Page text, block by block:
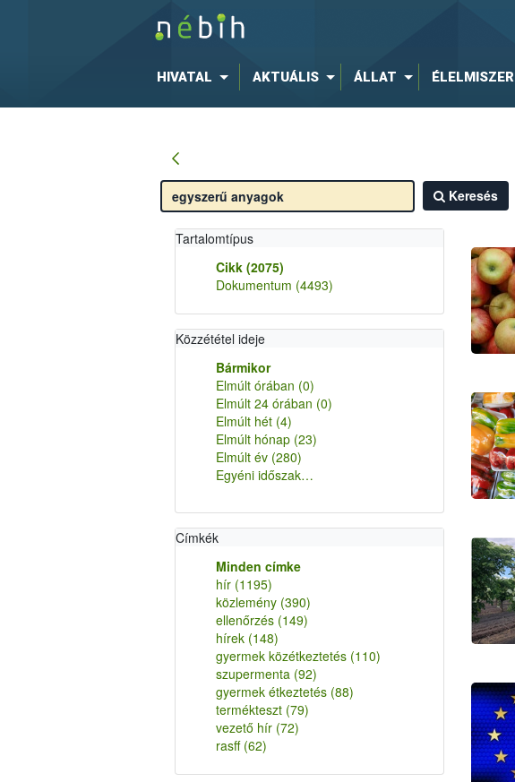
HIVATAL AKTUÁLIS ÁLLAT ÉLELMISZER
Keresés
Tartalomtípus
Cikk (2075)
Dokumentum (4493)
Közzététel ideje
Bármikor
Elmúlt órában (0)
Elmúlt 24 órában (0)
Elmúlt hét (4)
Elmúlt hónap (23)
Elmúlt év (280)
Egyéni időszak…
Címkék
Minden címke
hír (1195)
közlemény (390)
ellenőrzés (149)
hírek (148)
gyermek közétkeztetés (110)
szupermenta (92)
gyermek étkeztetés (88)
termékteszt (79)
vezető hír (72)
rasff (62)